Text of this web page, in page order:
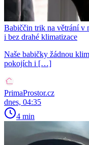
Babiččin trik na větrání v
i bez drahé klimatizace
Naše babičky žádnou
pokojích i […]
PrimaProstor.cz
dnes, 04:35
4 min